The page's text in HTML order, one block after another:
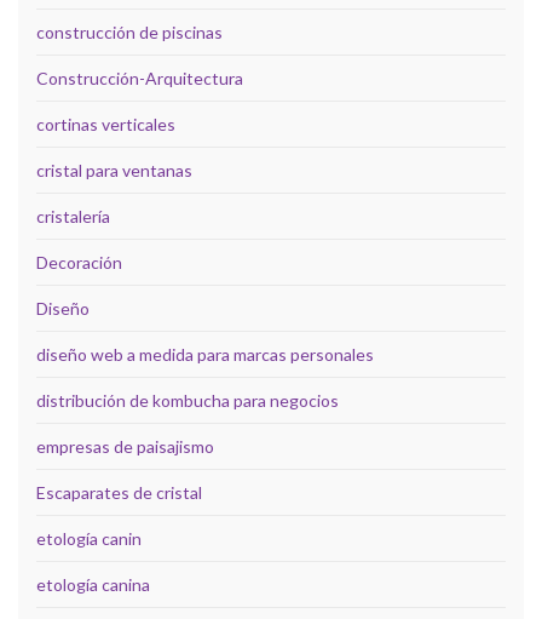
construcción de piscinas
Construcción-Arquitectura
cortinas verticales
cristal para ventanas
cristalería
Decoración
Diseño
diseño web a medida para marcas personales
distribución de kombucha para negocios
empresas de paisajismo
Escaparates de cristal
etología canin
etología canina